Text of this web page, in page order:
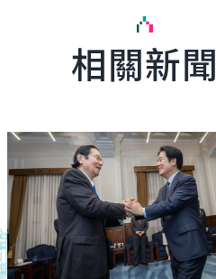
相關新聞
詳細內容